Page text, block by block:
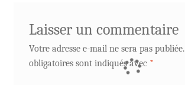
Laisser un commentaire
Votre adresse e-mail ne sera pas publiée.
obligatoires sont indiqués avec *